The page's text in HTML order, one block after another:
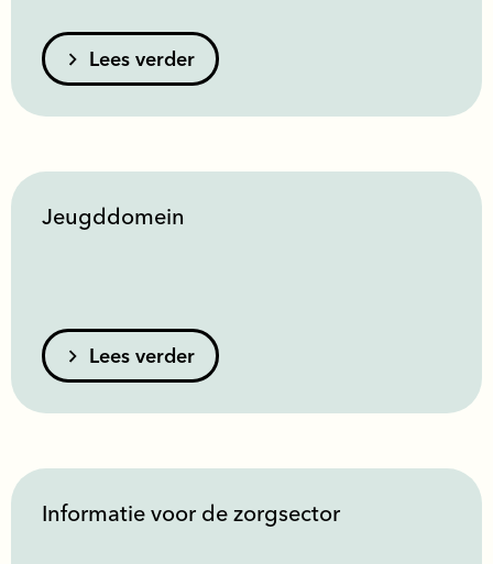
Lees verder
Jeugddomein
Lees verder
Informatie voor de zorgsector